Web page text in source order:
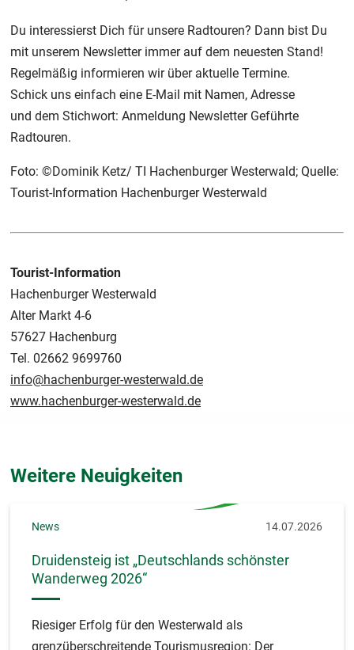
Du interessierst Dich für unsere Radtouren? Dann bist Du
mit unserem Newsletter immer auf dem neuesten Stand!
Regelmäßig informieren wir über aktuelle Termine.
Schick uns einfach eine E-Mail mit Namen, Adresse
und dem Stichwort: Anmeldung Newsletter Geführte
Radtouren.
Foto: ©Dominik Ketz/ TI Hachenburger Westerwald; Quelle:
Tourist-Information Hachenburger Westerwald
Tourist-Information
Hachenburger Westerwald
Alter Markt 4-6
57627 Hachenburg
Tel. 02662 9699760
info@hachenburger-westerwald.de
www.hachenburger-westerwald.de
Weitere Neuigkeiten
News 14.07.2026
Druidensteig ist „Deutschlands schönster
Wanderweg 2026“
Riesiger Erfolg für den Westerwald als
grenzüberschreitende Tourismusregion: Der